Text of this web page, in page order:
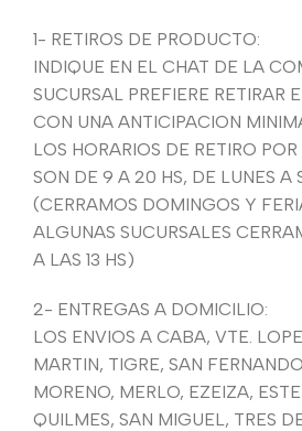
1- RETIROS DE PRODUCTO:
INDIQUE EN EL CHAT DE LA
SUCURSAL PREFIERE RETIRAR
CON UNA ANTICIPACION
LOS HORARIOS DE RETIRO
SON DE 9 A 20 HS, DE LUNES A
(CERRAMOS DOMINGOS Y
ALGUNAS SUCURSALES
A LAS 13 HS)
2- ENTREGAS A DOMICILIO:
LOS ENVIOS A CABA, VTE.
MARTIN, TIGRE, SAN
MORENO, MERLO, EZEIZA,
QUILMES, SAN MIGUEL, TRES